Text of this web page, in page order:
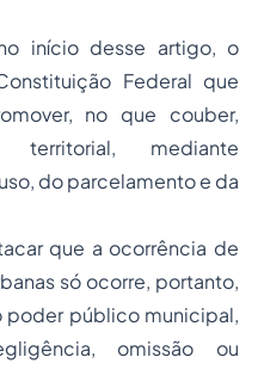
início desse artigo, o
Federal que
no que couber,
territorial, mediante
do parcelamento e da
que a ocorrência de
só ocorre, portanto,
público municipal,
omissão ou